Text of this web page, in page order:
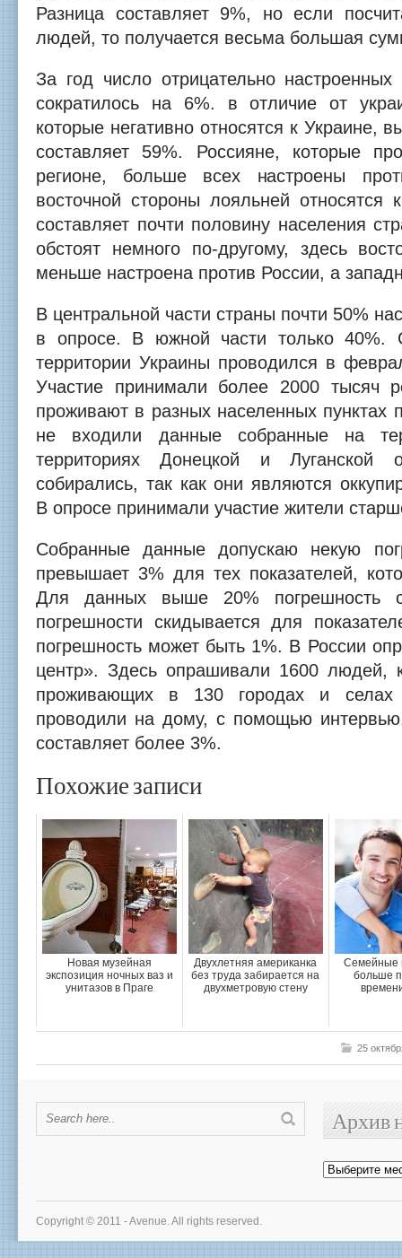
Разница составляет 9%, но если
людей, то получается весьма большая
За год число отрицательно
сократилось на 6%. в отличие от
которые негативно относятся к Украине,
составляет 59%. Россияне, которые
регионе, больше всех настроены
восточной стороны лояльней
составляет почти половину населения
обстоят немного по-другому, здесь
меньше настроена против России, а
В центральной части страны почти 50%
в опросе. В южной части только 40%.
территории Украины проводился в
Участие принимали более 2000 тысяч
проживают в разных населенных пунктах
не входили данные собранные на
территориях Донецкой и Луганской
собирались, так как они являются
В опросе принимали участие жители
Собранные данные допускаю некую
превышает 3% для тех показателей,
Для данных выше 20% погрешность
погрешности скидывается для
погрешность может быть 1%. В России
центр». Здесь опрашивали 1600 людей,
проживающих в 130 городах и селах
проводили на дому, с помощью
составляет более 3%.
Похожие записи
Новая музейная
экспозиция ночных ваз и
унитазов в Праге
Двухлетняя американка
без труда забирается на
двухметровую стену
Семейные
больше
25
Архив
Архив
новостей
Copyright © 2011 - Avenue. All rights reserved.